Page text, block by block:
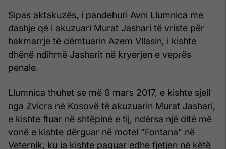
Sipas aktakuzës, i pandehuri Avni Llumnica me
dashje që i akuzuari Murat Jashari të vriste për
hakmarrje të dëmtuarin Azem Vllasin, i kishte
dhënë ndihmë Jasharit në kryerjen e veprës
penale.
Llumnica thuhet se më 6 mars 2017, e kishte sjell
nga Zvicra në Kosovë të akuzuarin Murat Jashari,
e kishte ftuar në shtëpinë e tij, ndërsa një ditë më
vonë e kishte dërguar në motel “Fontana” në
Veternik, ku ia kishte paguar edhe fjetjen në këtë